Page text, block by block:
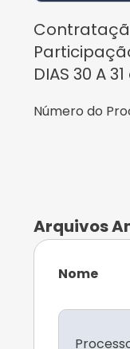
DIAS 30 A
Número do
Arquivos
Nome